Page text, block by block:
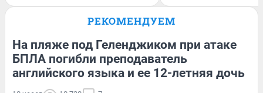
РЕКОМЕНДУЕМ
На пляже под Геленджиком при атаке
БПЛА погибли преподаватель
английского языка и ее 12-летняя дочь